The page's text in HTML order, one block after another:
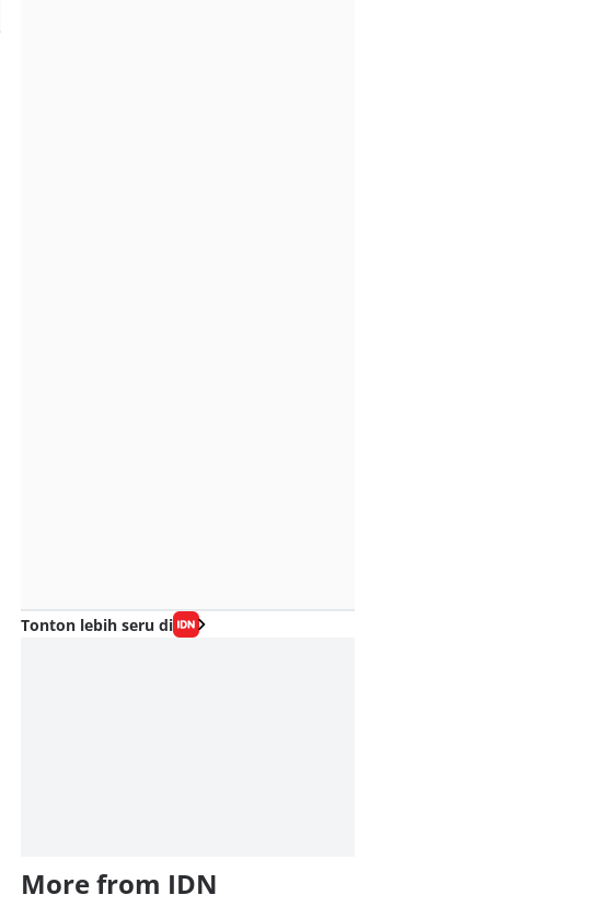
Tonton lebih seru di
More from IDN